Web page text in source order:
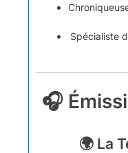
Spécialiste
🎧
🌍 La